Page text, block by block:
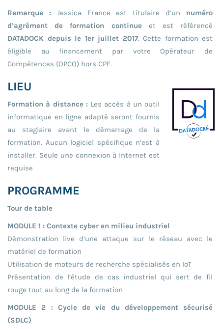
Remarque : Jessica France est titulaire d’un numéro
d’agrément de formation continueet est référencé
DATADOCK depuis le 1er juillet 2017. Cette formation est
éligible au financement par votre Opérateur de
Compétences (OPCO) hors CPF.
LIEU
Formation à distance :Les accès à un outil
informatique en ligne adapté seront fournis
au stagiaire avant le démarrage de la
formation. Aucun logiciel spécifique n’est à
installer. Seule une connexion à Internet est
requise
PROGRAMME
Tour de table
MODULE 1 : Contexte cyber en milieu industriel
Démonstration live d’une attaque sur le réseau avec le
matériel de formation
Utilisation de moteurs de recherche spécialisés en IoT
Présentation de l’étude de cas industriel qui sert de fil
rouge tout au long de la formation
MODULE 2 : Cycle de vie du développement sécurisé
(SDLC)